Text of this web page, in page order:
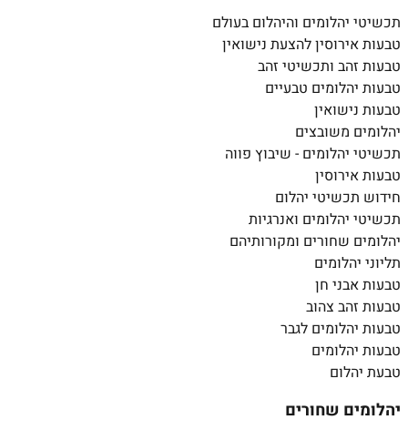
תכשיטי יהלומים והיהלום בעולם
טבעות אירוסין להצעת נישואין
טבעות זהב ותכשיטי זהב
טבעות יהלומים טבעיים
טבעות נישואין
יהלומים משובצים
תכשיטי יהלומים - שיבוץ פווה
טבעות אירוסין
חידוש תכשיטי יהלום
תכשיטי יהלומים ואנרגיות
יהלומים שחורים ומקורותיהם
תליוני יהלומים
טבעות אבני חן
טבעות זהב צהוב
טבעות יהלומים לגבר
טבעות יהלומים
טבעת יהלום
יהלומים שחורים